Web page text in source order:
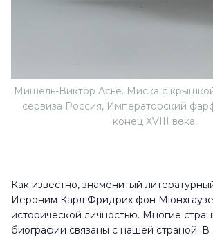
Мишель-Виктор Асье. Миска с
сервиза Россия, Императорский
конец XVIII века.
Как известно, знаменитый
Иероним Карл Фридрих фон
исторической личностью. Многие
биографии связаны с нашей страной.